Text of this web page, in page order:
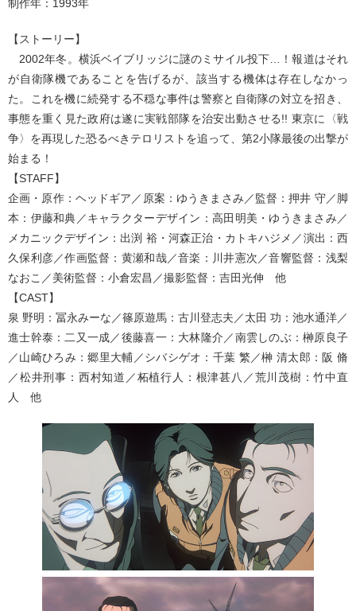
制作年：1993年
【ストーリー】
2002年冬。横浜ベイブリッジに謎のミサイル投下…！報道はそれ
が自衛隊機であることを告げるが、該当する機体は存在しなかっ
た。これを機に続発する不穏な事件は警察と自衛隊の対立を招き、
事態を重く見た政府は遂に実戦部隊を治安出動させる!! 東京に〈戦
争〉を再現した恐るべきテロリストを追って、第2小隊最後の出撃が
始まる！
【STAFF】
企画・原作：ヘッドギア／原案：ゆうきまさみ／監督：押井 守／脚
本：伊藤和典／キャラクターデザイン：高田明美・ゆうきまさみ／
メカニックデザイン：出渕 裕・河森正治・カトキハジメ／演出：西
久保利彦／作画監督：黄瀬和哉／音楽：川井憲次／音響監督：浅梨
なおこ／美術監督：小倉宏昌／撮影監督：吉田光伸 他
【CAST】
泉 野明：冨永みーな／篠原遊馬：古川登志夫／太田 功：池水通洋／
進士幹泰：二又一成／後藤喜一：大林隆介／南雲しのぶ：榊原良子
／山崎ひろみ：郷里大輔／シバシゲオ：千葉 繁／榊 清太郎：阪 脩
／松井刑事：西村知道／柘植行人：根津甚八／荒川茂樹：竹中直
人 他